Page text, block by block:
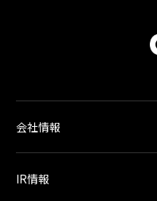
会社情報
IR情報